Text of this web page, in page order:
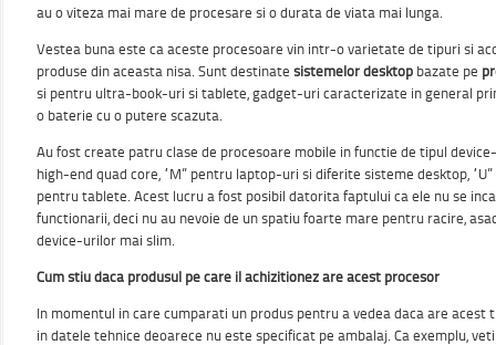
au o viteza mai mare de procesare si o durata de viata mai lunga.
Vestea buna este ca aceste procesoare vin intr-o varietate de tipuri si
produse din aceasta nisa. Sunt destinate sistemelor desktop bazate pe
si pentru ultra-book-uri si tablete, gadget-uri caracterizate in general
o baterie cu o putere scazuta.
Au fost create patru clase de procesoare mobile in functie de tipul
high-end quad core, “M” pentru laptop-uri si diferite sisteme desktop,
pentru tablete. Acest lucru a fost posibil datorita faptului ca ele nu se
functionarii, deci nu au nevoie de un spatiu foarte mare pentru racire,
device-urilor mai slim.
Cum stiu daca produsul pe care il achizitionez are acest procesor
In momentul in care cumparati un produs pentru a vedea daca are
in datele tehnice deoarece nu este specificat pe ambalaj. Ca exemplu,